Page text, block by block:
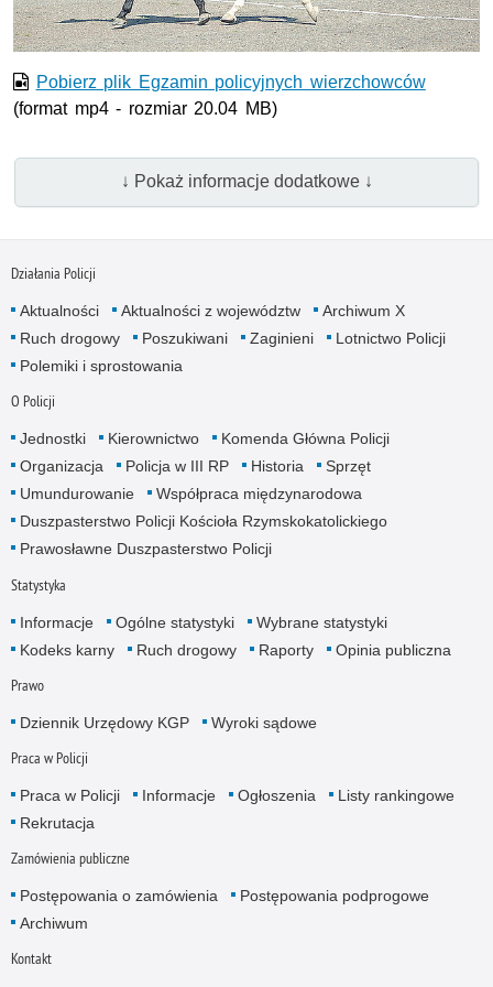
Pobierz plik Egzamin policyjnych wierzchowców
(format mp4 - rozmiar 20.04 MB)
↓ Pokaż informacje dodatkowe ↓
Działania Policji
Aktualności Aktualności z województw
Archiwum X
Ruch drogowy
Poszukiwani Zaginieni
Lotnictwo Policji
Polemiki i sprostowania
O Policji
Jednostki Kierownictwo
Komenda Główna Policji
Organizacja
Policja w III RP Historia
Sprzęt
Umundurowanie
Współpraca międzynarodowa
Duszpasterstwo Policji Kościoła Rzymskokatolickiego
Prawosławne Duszpasterstwo Policji
Statystyka
Informacje Ogólne statystyki
Wybrane statystyki
Kodeks karny
Ruch drogowy Raporty Opinia publiczna
Prawo
Dziennik Urzędowy KGP Wyroki sądowe
Praca w Policji
Praca w Policji Informacje Ogłoszenia
Listy rankingowe
Rekrutacja
Zamówienia publiczne
Postępowania o zamówienia
Postępowania podprogowe
Archiwum
Kontakt